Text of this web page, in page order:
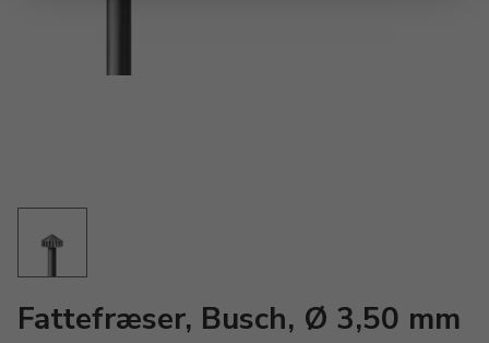
Fattefræser, Busch, Ø 3,50 mm